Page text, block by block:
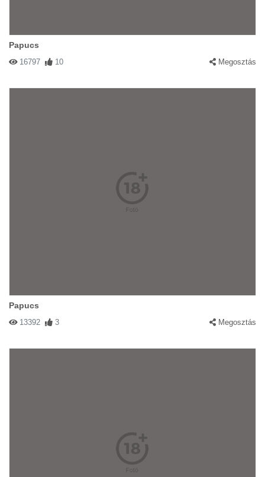
Papucs
16797 10 Megosztás
Papucs
13392 3 Megosztás